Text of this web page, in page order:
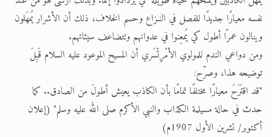
نفسه معيارًا جديدًا للفصل في النـزاع وحسم الخلاف، ذلك أن الأشرار يُمهَلون
وينالون عمرًا أطول كي يُمعِنوا في عدوانهم وتتضاعف سيئاتهم.
ومن دواعي الندم للمولوي الأمْرِتْسَري أن المسيح الموعود عليه السلام قَبِلَ
توضيحه هذا، وصرّح:
"قد اقتَرَحَ معيارًا مختلفًا تمامًا بأن الكاذب يعيش أطولَ من الصادق.. كما
حدث في حالة مسيلمة الكذاب والنبي الأكرم صلى الله عليه وسلم" (إعلان
أكتوبر/ تشرين الأول 1907م)